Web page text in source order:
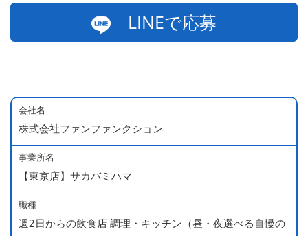
LINEで応募
会社名
株式会社ファンファンクション
事業所名
【東京店】サカバミハマ
職種
週2日からの飲食店 調理・キッチン（昼・夜選べる自慢の